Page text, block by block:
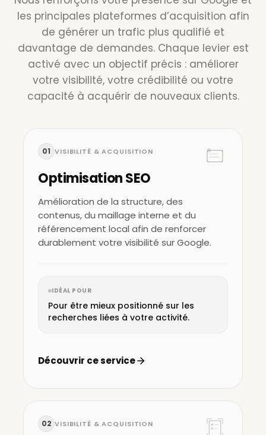
les principales plateformes d’acquisition afin
de générer un trafic plus qualifié et
davantage de demandes. Chaque levier est
activé avec un objectif précis : améliorer
votre visibilité, votre crédibilité ou votre
capacité à acquérir de nouveaux clients.
01 VISIBILITÉ & ACQUISITION
Optimisation SEO
Amélioration de la structure, des
contenus, du maillage interne et du
référencement local afin de renforcer
durablement votre visibilité sur Google.
IDÉAL POUR
Pour être mieux positionné sur les
recherches liées à votre activité.
Découvrir ce service
02 VISIBILITÉ & ACQUISITION